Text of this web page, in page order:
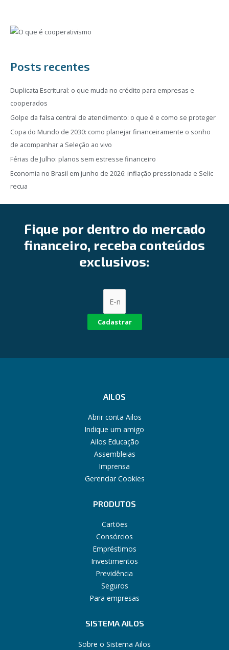
Posts recentes
Duplicata Escritural: o que muda no crédito para empresas e
cooperados
Golpe da falsa central de atendimento: o que é e como se proteger
Copa do Mundo de 2030: como planejar financeiramente o sonho
de acompanhar a Seleção ao vivo
Férias de Julho: planos sem estresse financeiro
Economia no Brasil em junho de 2026: inflação pressionada e Selic
recua
Fique por dentro do mercado
financeiro, receba conteúdos
exclusivos:
Cadastrar
AILOS
Abrir conta Ailos
Indique um amigo
Ailos Educação
Assembleias
Imprensa
Gerenciar Cookies
PRODUTOS
Cartões
Consórcios
Empréstimos
Investimentos
Previdência
Seguros
Para empresas
SISTEMA AILOS
Sobre o Sistema Ailos